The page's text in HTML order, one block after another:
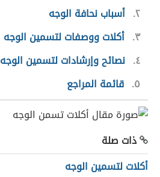
٢ أسباب نحافة الوجه
٣ أكلات ووصفات لتسمين الوجه
٤ نصائح وإرشادات لتسمين الوجه
٥ قائمة المراجع
ذات صلة
أكلات لتسمين الوجه